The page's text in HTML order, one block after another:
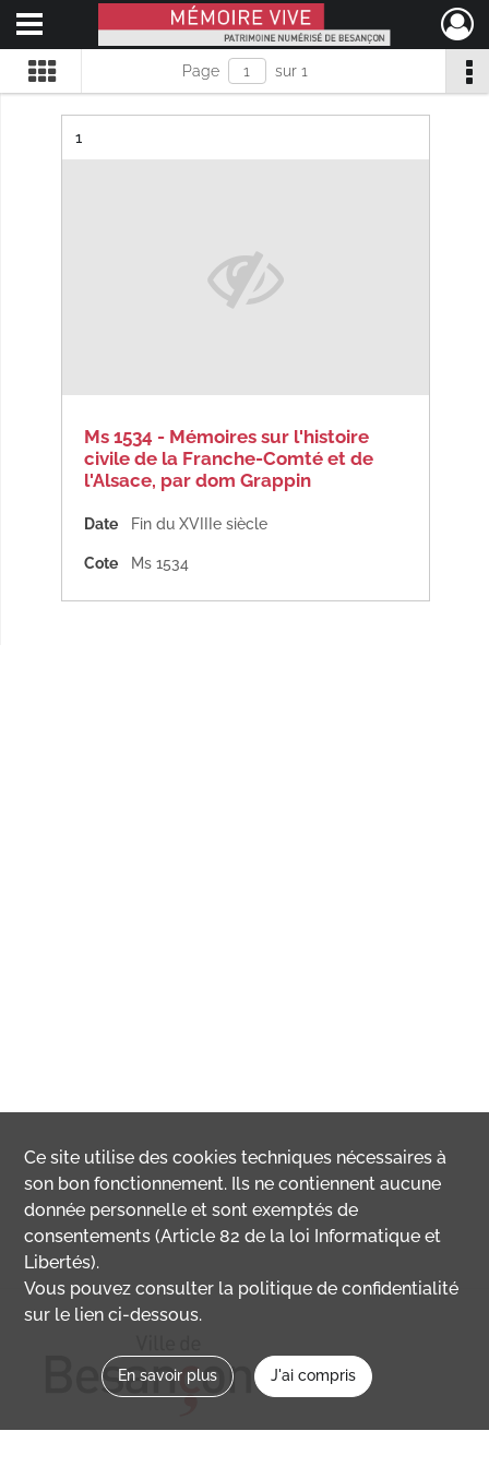
Mémoire Vive patrimoine numérisé de Besançon
Ouvrir le menu déroulant
Page sur 1
Résultat n°
1
Ms 1534 - Mémoires sur l'histoire
civile de la Franche-Comté et de
l'Alsace, par dom Grappin
Date Fin du XVIIIe siècle
Cote Ms 1534
Ce site utilise descookies techniques nécessaires à
son bon fonctionnement. Ils ne contiennent aucune
donnée personnelle et sont exemptés de
consentements (Article 82 de la loi Informatique et
Libertés).
Vous pouvez consulter la politique de confidentialité
sur le lien ci-dessous.
En savoir plus J'ai compris